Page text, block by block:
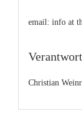
email: info at
Christian